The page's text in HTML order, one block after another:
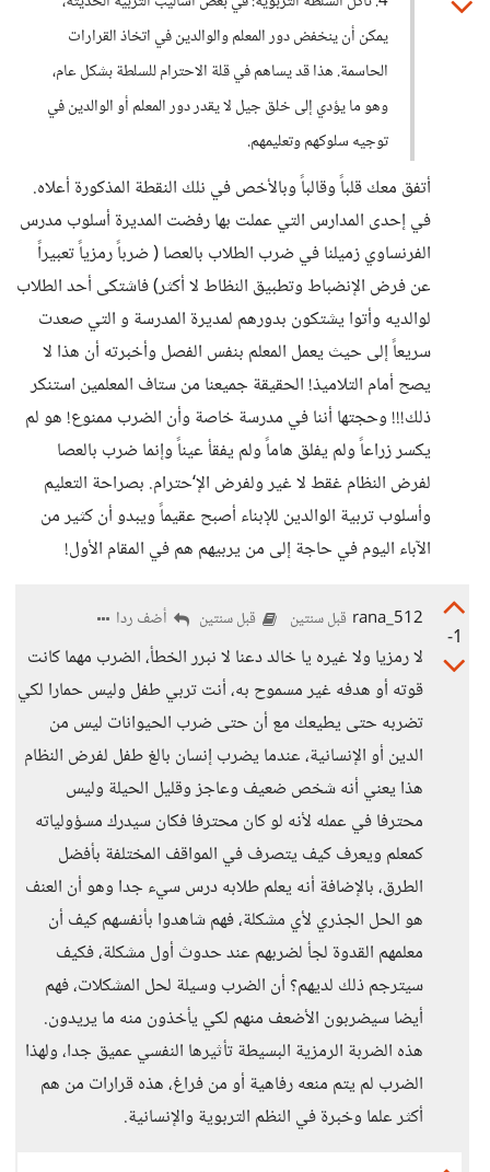
يمكن أن ينخفض دور المعلم والوالدين في اتخاذ القرارات
الحاسمة. هذا قد يساهم في قلة الاحترام للسلطة بشكل عام،
وهو ما يؤدي إلى خلق جيل لا يقدر دور المعلم أو الوالدين في
توجيه سلوكهم وتعليمهم.
أتفق معك قلباً وقالباً وبالأخص في نلك النقطة المذكورة أعلاه.
في إحدى المدارس التي عملت بها رفضت المديرة أسلوب مدرس
الفرنساوي زميلنا في ضرب الطلاب بالعصا ( ضرباً رمزياً تعبيراً
عن فرض الإنضباط وتطبيق النظاط لا أكثر) فاشتكى أحد الطلاب
لوالديه وأتوا يشتكون بدورهم لمديرة المدرسة و التي صعدت
سريعاً إلى حيث يعمل المعلم بنفس الفصل وأخبرته أن هذا لا
يصح أمام التلاميذ! الحقيقة جميعنا من ستاف المعلمين استنكر
ذلك!!! وحجتها أننا في مدرسة خاصة وأن الضرب ممنوع! هو لم
يكسر زراعاً ولم يفلق هاماً ولم يفقأ عيناً وإنما ضرب بالعصا
لفرض النظام غقط لا غير ولفرض الإ‘حترام. بصراحة التعليم
وأسلوب تربية الوالدين للإبناء أصبح عقيماً ويبدو أن كثير من
الآباء اليوم في حاجة إلى من يربيهم هم في المقام الأول!
-1
rana_512 قبل سنتين قبل سنتين أضف ردا
لا رمزيا ولا غيره يا خالد دعنا لا نبرر الخطأ، الضرب مهما كانت
قوته أو هدفه غير مسموح به، أنت تربي طفل وليس حمارا لكي
تضربه حتى يطيعك مع أن حتى ضرب الحيوانات ليس من
الدين أو الإنسانية، عندما يضرب إنسان بالغ طفل لفرض النظام
هذا يعني أنه شخص ضعيف وعاجز وقليل الحيلة وليس
محترفا في عمله لأنه لو كان محترفا فكان سيدرك مسؤولياته
كمعلم ويعرف كيف يتصرف في المواقف المختلفة بأفضل
الطرق، بالإضافة أنه يعلم طلابه درس سيء جدا وهو أن العنف
هو الحل الجذري لأي مشكلة، فهم شاهدوا بأنفسهم كيف أن
معلمهم القدوة لجأ لضربهم عند حدوث أول مشكلة، فكيف
سيترجم ذلك لديهم؟ أن الضرب وسيلة لحل المشكلات، فهم
أيضا سيضربون الأضعف منهم لكي يأخذون منه ما يريدون.
هذه الضربة الرمزية البسيطة تأثيرها النفسي عميق جدا، ولهذا
الضرب لم يتم منعه رفاهية أو من فراغ، هذه قرارات من هم
أكثر علما وخبرة في النظم التربوية والإنسانية.